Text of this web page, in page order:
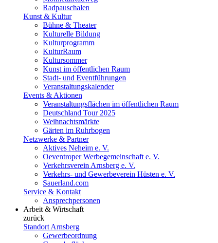
Radpauschalen
Kunst & Kultur
Bühne & Theater
Kulturelle Bildung
Kulturprogramm
KulturRaum
Kultursommer
Kunst im öffentlichen Raum
Stadt- und Eventführungen
Veranstaltungskalender
Events & Aktionen
Veranstaltungsflächen im öffentlichen Raum
Deutschland Tour 2025
Weihnachtsmärkte
Gärten im Ruhrbogen
Netzwerke & Partner
Aktives Neheim e. V.
Oeventroper Werbegemeinschaft e. V.
Verkehrsverein Arnsberg e. V.
Verkehrs- und Gewerbeverein Hüsten e. V.
Sauerland.com
Service & Kontakt
Ansprechpersonen
Arbeit & Wirtschaft
zurück
Standort Arnsberg
Gewerbeordnung